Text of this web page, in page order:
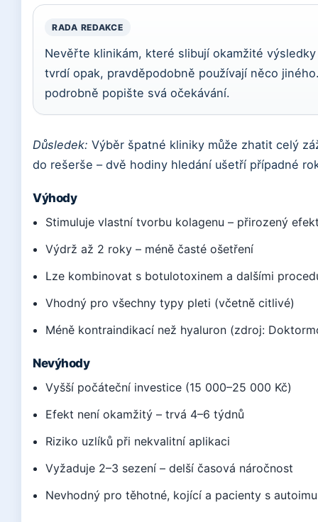
RADA REDAKCE
Nevěřte klinikám, které slibují okamžité
tvrdí opak, pravděpodobně používají něco
podrobně popište svá očekávání.
Důsledek: Výběr špatné kliniky může zhatit celý
do rešerše – dvě hodiny hledání ušetří případné
Výhody
Stimuluje vlastní tvorbu kolagenu – přirozený
Výdrž až 2 roky – méně časté ošetření
Lze kombinovat s botulotoxinem a dalšími
Vhodný pro všechny typy pleti (včetně citlivé)
Méně kontraindikací než hyaluron (zdroj:
Nevýhody
Vyšší počáteční investice (15 000–25 000 Kč)
Efekt není okamžitý – trvá 4–6 týdnů
Riziko uzlíků při nekvalitní aplikaci
Vyžaduje 2–3 sezení – delší časová náročnost
Nevhodný pro těhotné, kojící a pacienty s